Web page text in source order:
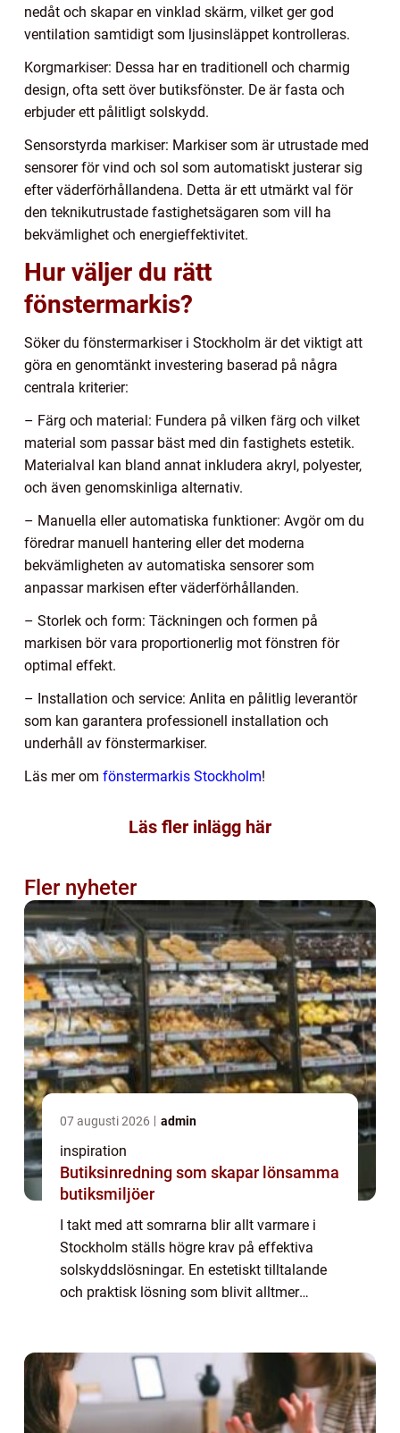
nedåt och skapar en vinklad skärm, vilket ger god
ventilation samtidigt som ljusinsläppet kontrolleras.
Korgmarkiser: Dessa har en traditionell och charmig
design, ofta sett över butiksfönster. De är fasta och
erbjuder ett pålitligt solskydd.
Sensorstyrda markiser: Markiser som är utrustade med
sensorer för vind och sol som automatiskt justerar sig
efter väderförhållandena. Detta är ett utmärkt val för
den teknikutrustade fastighetsägaren som vill ha
bekvämlighet och energieffektivitet.
Hur väljer du rätt
fönstermarkis?
Söker du fönstermarkiser i Stockholm är det viktigt att
göra en genomtänkt investering baserad på några
centrala kriterier:
– Färg och material: Fundera på vilken färg och vilket
material som passar bäst med din fastighets estetik.
Materialval kan bland annat inkludera akryl, polyester,
och även genomskinliga alternativ.
– Manuella eller automatiska funktioner: Avgör om du
föredrar manuell hantering eller det moderna
bekvämligheten av automatiska sensorer som
anpassar markisen efter väderförhållanden.
– Storlek och form: Täckningen och formen på
markisen bör vara proportionerlig mot fönstren för
optimal effekt.
– Installation och service: Anlita en pålitlig leverantör
som kan garantera professionell installation och
underhåll av fönstermarkiser.
Läs mer om fönstermarkis Stockholm!
Läs fler inlägg här
Fler nyheter
07 augusti 2026 admin
inspiration
Butiksinredning som skapar lönsamma
butiksmiljöer
I takt med att somrarna blir allt varmare i
Stockholm ställs högre krav på effektiva
solskyddslösningar. En estetiskt tilltalande
och praktisk lösning som blivit alltmer